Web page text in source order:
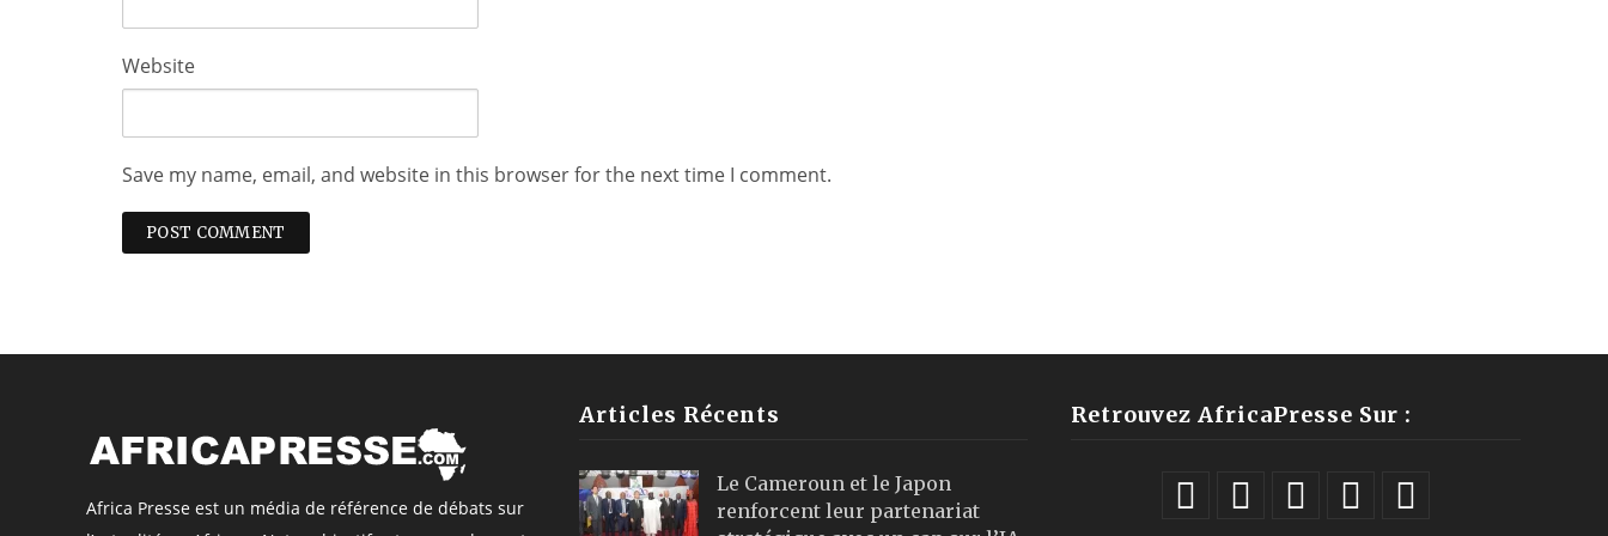
Website
Save my name, email, and website in this browser for the next time I comment.
Africa Presse est un média de référence de débats sur
Articles Récents
Le Cameroun et le Japon
renforcent leur partenariat
Retrouvez AfricaPresse Sur :